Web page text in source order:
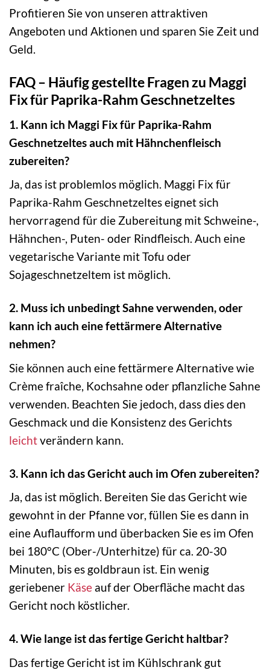
Profitieren Sie von unseren attraktiven
Angeboten und Aktionen und sparen Sie Zeit und
Geld.
FAQ – Häufig gestellte Fragen zu Maggi
Fix für Paprika-Rahm Geschnetzeltes
1. Kann ich Maggi Fix für Paprika-Rahm
Geschnetzeltes auch mit Hähnchenfleisch
zubereiten?
Ja, das ist problemlos möglich. Maggi Fix für
Paprika-Rahm Geschnetzeltes eignet sich
hervorragend für die Zubereitung mit Schweine-,
Hähnchen-, Puten- oder Rindfleisch. Auch eine
vegetarische Variante mit Tofu oder
Sojageschnetzeltem ist möglich.
2. Muss ich unbedingt Sahne verwenden, oder
kann ich auch eine fettärmere Alternative
nehmen?
Sie können auch eine fettärmere Alternative wie
Crème fraîche, Kochsahne oder pflanzliche Sahne
verwenden. Beachten Sie jedoch, dass dies den
Geschmack und die Konsistenz des Gerichts
leichtverändern kann.
3. Kann ich das Gericht auch im Ofen zubereiten?
Ja, das ist möglich. Bereiten Sie das Gericht wie
gewohnt in der Pfanne vor, füllen Sie es dann in
eine Auflaufform und überbacken Sie es im Ofen
bei 180°C (Ober-/Unterhitze) für ca. 20-30
Minuten, bis es goldbraun ist. Ein wenig
geriebener Käse auf der Oberfläche macht das
Gericht noch köstlicher.
4. Wie lange ist das fertige Gericht haltbar?
Das fertige Gericht ist im Kühlschrank gut